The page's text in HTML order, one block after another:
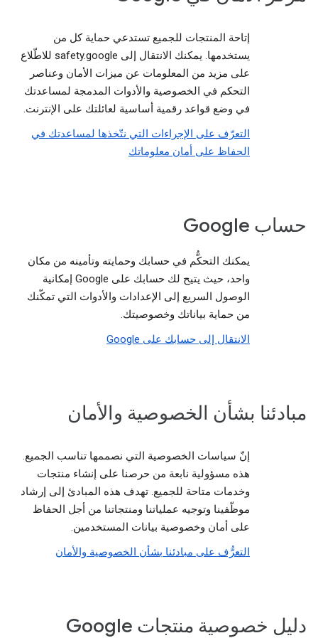
إتاحة المنتجات للجميع تستدعي حماية كل من
يستخدمها. يمكنك الانتقال إلى safety.google للاطّلاع
على مزيد من المعلومات عن ميزات الأمان وعناصر
التحكم في الخصوصية والأدوات المدمجة لمساعدتك
في وضع قواعد رقمية أساسية لعائلتك على الإنترنت.
التعرّف على الإجراءات التي نتّخذها لمساعدتك في
الحفاظ على أمان معلوماتك
حساب Google
يمكنك التحكُّم في حسابك وحمايته وتأمينه من مكان
واحد، حيث يتيح لك حسابك على Google إمكانية
الوصول السريع إلى الإعدادات والأدوات التي تمكّنك
من حماية بياناتك وخصوصيتك.
الانتقال إلى حسابك على Google
مبادئنا بشأن الخصوصية والأمان
إنّ سياسات الخصوصية التي نصممها تناسب الجميع.
هذه مسؤولية نابعة من حرصنا على إنشاء منتجات
وخدمات متاحة للجميع. تهدف هذه المبادئ إلى إرشاد
موظّفينا وتوجيه عملياتنا ومنتجاتنا من أجل الحفاظ
على أمان وخصوصية بيانات المستخدمين.
التعرُّف على مبادئنا بشأن الخصوصية والأمان
دليل خصوصية منتجات Google